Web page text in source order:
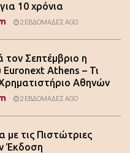
10 χρόνια
2 ΕΒΔΟΜΆΔΕΣ AGO
τον Σεπτέμβριο η
Athens – Τι
Αθηνών
2 ΕΒΔΟΜΆΔΕΣ AGO
τις Πιστώτριες
Έκδοση